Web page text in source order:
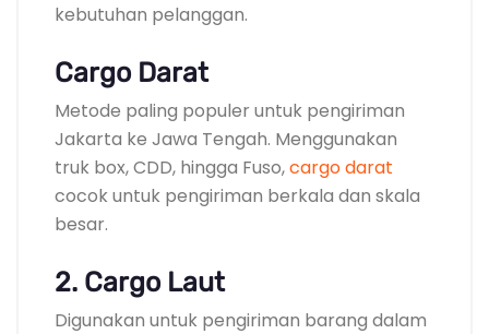
kebutuhan pelanggan.
Cargo Darat
Metode paling populer untuk pengiriman
Jakarta ke Jawa Tengah. Menggunakan
truk box, CDD, hingga Fuso,cargo darat
cocok untuk pengiriman berkala dan skala
besar.
2. Cargo Laut
Digunakan untuk pengiriman barang dalam